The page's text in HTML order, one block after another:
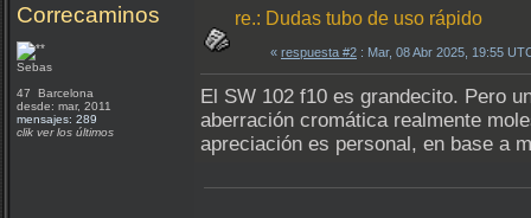
Correcaminos
Sebas
47 Barcelona
desde: mar, 2011
mensajes: 289
clik ver los últimos
re.: Dudas tubo de uso rápido
« respuesta #2 : Mar, 08 Abr 2025, 19:55
El SW 102 f10 es grandecito. Pero
aberración cromática realmente
apreciación es personal, en base a